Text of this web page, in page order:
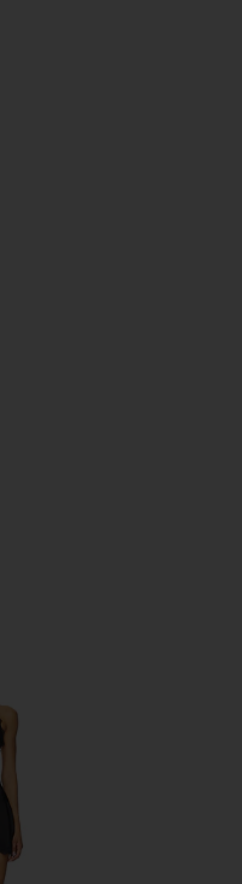
スニーカー
ドレス